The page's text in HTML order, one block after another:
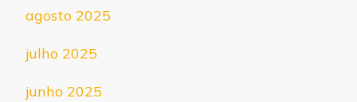
agosto 2025
julho 2025
junho 2025